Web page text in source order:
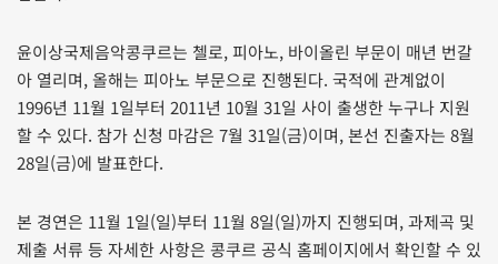
윤이상국제음악콩쿠르는 첼로, 피아노, 바이올린 부문이 매년 번갈
아 열리며, 올해는 피아노 부문으로 진행된다. 국적에 관계없이
1996년 11월 1일부터 2011년 10월 31일 사이 출생한 누구나 지원
할 수 있다. 참가 신청 마감은 7월 31일(금)이며, 본선 진출자는 8월
28일(금)에 발표한다.
본 경연은 11월 1일(일)부터 11월 8일(일)까지 진행되며, 과제곡 및
제출 서류 등 자세한 사항은 콩쿠르 공식 홈페이지에서 확인할 수 있